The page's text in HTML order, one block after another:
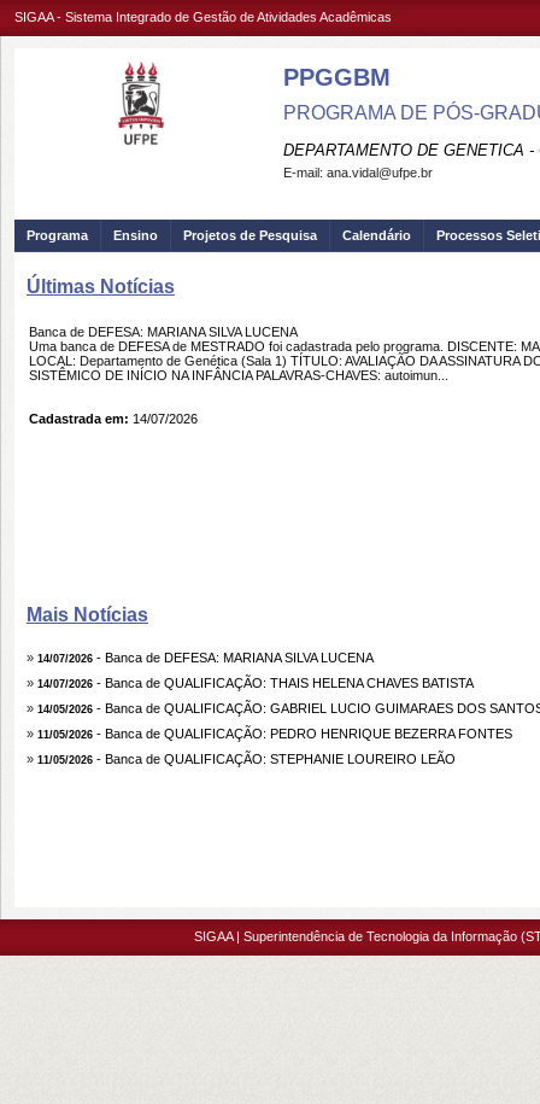
SIGAA - Sistema Integrado de Gestão de Atividades Acadêmicas
PPGGBM
PROGRAMA DE PÓS-
DEPARTAMENTO DE GENETICA -
E-mail: ana.vidal@ufpe.br
Programa Ensino Projetos de Pesquisa Calendário Processos
Últimas Notícias
Banca de DEFESA: MARIANA SILVA LUCENA
Uma banca de DEFESA de MESTRADO foi cadastrada pelo programa. DISCENTE:
LOCAL: Departamento de Genética (Sala 1) TÍTULO: AVALIAÇÃO DA ASSINATURA
SISTÊMICO DE INÍCIO NA INFÂNCIA PALAVRAS-CHAVES: autoimun...
Cadastrada em: 14/07/2026
Mais Notícias
» 14/07/2026 - Banca de DEFESA: MARIANA SILVA LUCENA
» 14/07/2026 - Banca de QUALIFICAÇÃO: THAIS HELENA CHAVES BATISTA
» 14/05/2026 - Banca de QUALIFICAÇÃO: GABRIEL LUCIO GUIMARAES DOS
» 11/05/2026 - Banca de QUALIFICAÇÃO: PEDRO HENRIQUE BEZERRA FONTES
» 11/05/2026 - Banca de QUALIFICAÇÃO: STEPHANIE LOUREIRO LEÃO
SIGAA | Superintendência de Tecnologia da Informação